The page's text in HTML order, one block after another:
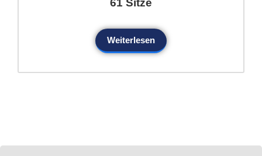
61 Sitze
Weiterlesen